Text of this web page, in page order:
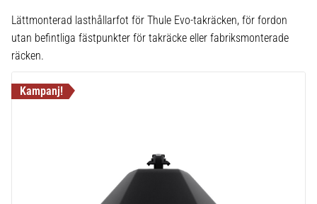
Lättmonterad lasthållarfot för Thule Evo-takräcken, för fordon
utan befintliga fästpunkter för takräcke eller fabriksmonterade
räcken.